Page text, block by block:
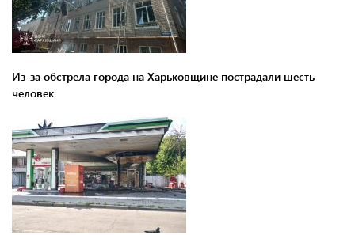
Из-за обстрела города на Харьковщине пострадали шесть
человек